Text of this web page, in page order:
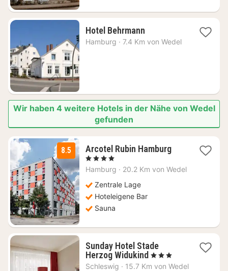
Hotel Behrmann1
Nacht
Hamburg · 7.4 Km von Wedel
Wir haben 4 weitere Hotels in der Nähe von Wedel
gefunden
8.5 Arcotel Rubin Hamburg1
ab
, 4 Sterne
Hamburg · 20.2 Km von Wedel
Zentrale Lage
Hoteleigene Bar
Sauna
Sunday Hotel Stade
Herzog Widukind 2
Nächte
, 3 Sterne
Schleswig · 15.7 Km von Wedel